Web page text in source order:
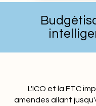
L'ICO et la FTC
amendes allant